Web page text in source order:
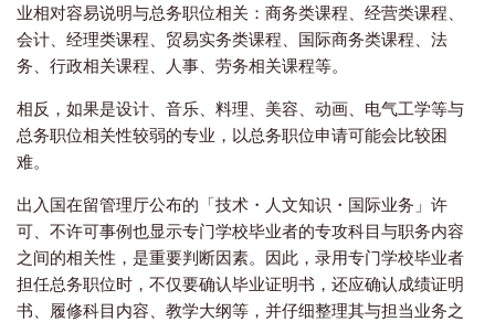
业相对容易说明与总务职位相关：商务类课程、经营类课程、
会计、经理类课程、贸易实务类课程、国际商务类课程、法
务、行政相关课程、人事、劳务相关课程等。
相反，如果是设计、音乐、料理、美容、动画、电气工学等与
总务职位相关性较弱的专业，以总务职位申请可能会比较困
难。
出入国在留管理厅公布的「技术・人文知识・国际业务」许
可、不许可事例也显示专门学校毕业者的专攻科目与职务内容
之间的相关性，是重要判断因素。因此，录用专门学校毕业者
担任总务职位时，不仅要确认毕业证明书，还应确认成绩证明
书、履修科目内容、教学大纲等，并仔细整理其与担当业务之